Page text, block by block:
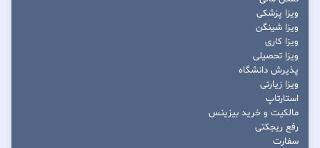
ویزا پزشکی
ویزا شینگن
ویزا کاری
ویزا تحصیلی
پذیرش دانشگاه
ویزا زیارتی
استارتاپ
مالکیت و خرید بیزینس
رفع ریجکتی
سفارت